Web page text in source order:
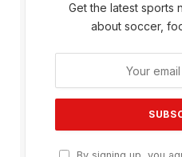
Get the latest sports
about soccer,